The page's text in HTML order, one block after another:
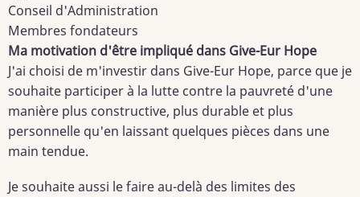
Conseil d'Administration
Membres fondateurs
Ma motivation d'être impliqué dans Give-Eur Hope
J'ai choisi de m'investir dans Give-Eur Hope, parce que je
souhaite participer à la lutte contre la pauvreté d'une
manière plus constructive, plus durable et plus
personnelle qu'en laissant quelques pièces dans une
main tendue.
Je souhaite aussi le faire au-delà des limites des